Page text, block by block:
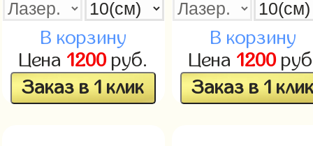
В корзину
Цена 1200руб.
Заказ в 1 клик
В корзину
Цена 1200
Заказ в 1